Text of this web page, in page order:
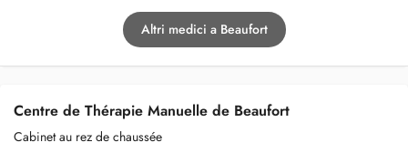
Altri medici a Beaufort
Centre de Thérapie Manuelle de Beaufort
Cabinet au rez de chaussée